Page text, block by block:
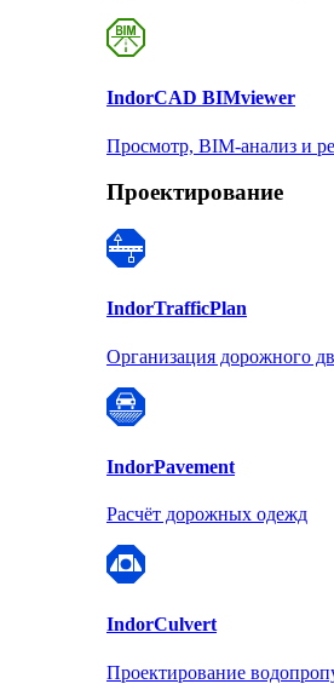
IndorCAD BIMviewer
Просмотр, BIM-анализ и
Проектирование
IndorTrafficPlan
Организация дорожного
IndorPavement
Расчёт дорожных одежд
IndorCulvert
Проектирование